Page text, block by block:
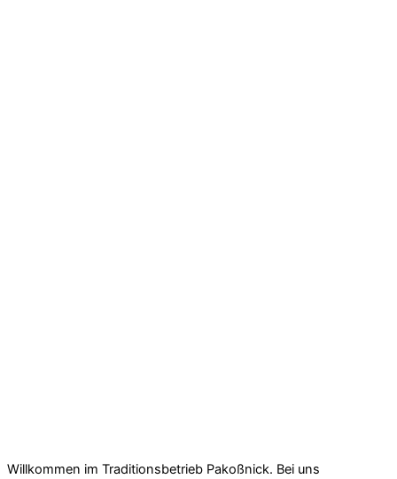
Willkommen im Traditionsbetrieb Pakoßnick. Bei uns